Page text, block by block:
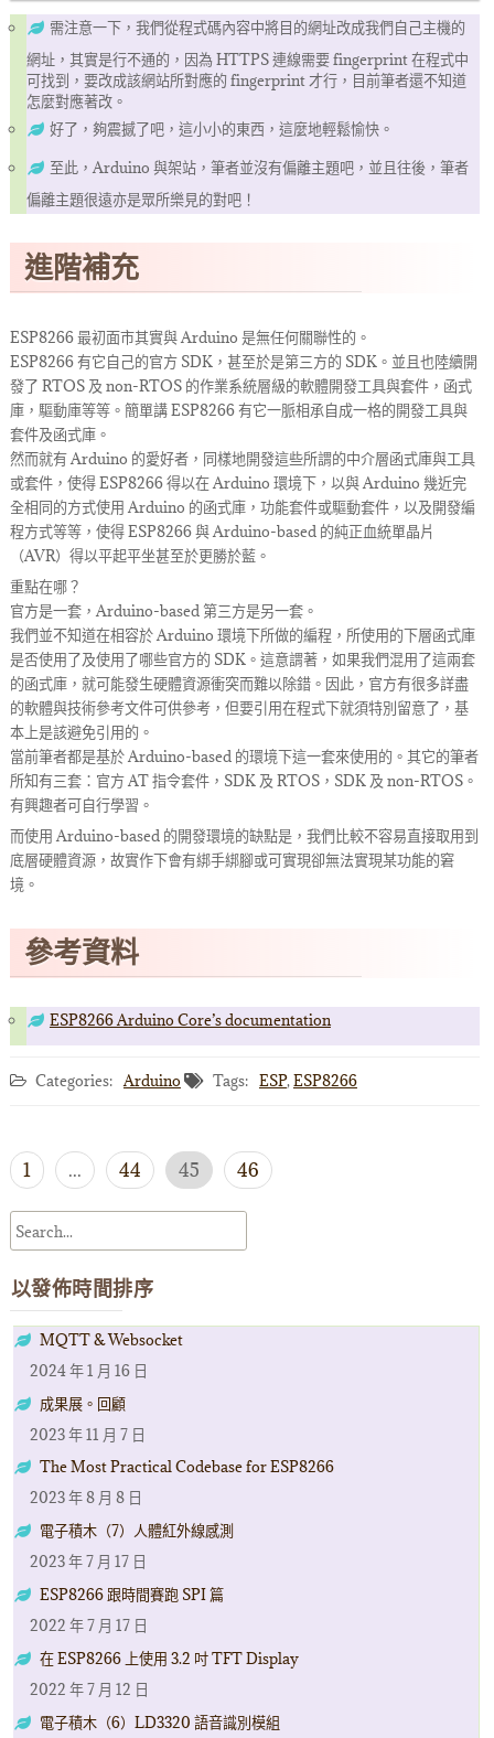
需注意一下，我們從程式碼內容中將目的網址改成我們自己主機的
網址，其實是行不通的，因為 HTTPS 連線需要 fingerprint 在程式中
可找到，要改成該網站所對應的 fingerprint 才行，目前筆者還不知道
怎麼對應著改。
好了，夠震撼了吧，這小小的東西，這麼地輕鬆愉快。
至此，Arduino 與架站，筆者並沒有偏離主題吧，並且往後，筆者
偏離主題很遠亦是眾所樂見的對吧！
進階補充
ESP8266 最初面市其實與 Arduino 是無任何關聯性的。
ESP8266 有它自己的官方 SDK，甚至於是第三方的 SDK。並且也陸續開
發了 RTOS 及 non-RTOS 的作業系統層級的軟體開發工具與套件，函式
庫，驅動庫等等。簡單講 ESP8266 有它一脈相承自成一格的開發工具與
套件及函式庫。
然而就有 Arduino 的愛好者，同樣地開發這些所謂的中介層函式庫與工具
或套件，使得 ESP8266 得以在 Arduino 環境下，以與 Arduino 幾近完
全相同的方式使用 Arduino 的函式庫，功能套件或驅動套件，以及開發編
程方式等等，使得 ESP8266 與 Arduino-based 的純正血統單晶片
（AVR）得以平起平坐甚至於更勝於藍。
重點在哪？
官方是一套，Arduino-based 第三方是另一套。
我們並不知道在相容於 Arduino 環境下所做的編程，所使用的下層函式庫
是否使用了及使用了哪些官方的 SDK。這意謂著，如果我們混用了這兩套
的函式庫，就可能發生硬體資源衝突而難以除錯。因此，官方有很多詳盡
的軟體與技術參考文件可供參考，但要引用在程式下就須特別留意了，基
本上是該避免引用的。
當前筆者都是基於 Arduino-based 的環境下這一套來使用的。其它的筆者
所知有三套：官方 AT 指令套件，SDK 及 RTOS，SDK 及 non-RTOS。
有興趣者可自行學習。
而使用 Arduino-based 的開發環境的缺點是，我們比較不容易直接取用到
底層硬體資源，故實作下會有綁手綁腳或可實現卻無法實現某功能的窘
境。
參考資料
ESP8266 Arduino Core’s documentation
Categories: Arduino Tags: ESP,ESP8266
文
章
導
覽
1 ... 44 45 46
以發佈時間排序
MQTT & Websocket
2024 年 1 月 16 日
成果展。回顧
2023 年 11 月 7 日
The Most Practical Codebase for ESP8266
2023 年 8 月 8 日
電子積木（7）人體紅外線感測
2023 年 7 月 17 日
ESP8266 跟時間賽跑 SPI 篇
2022 年 7 月 17 日
在 ESP8266 上使用 3.2 吋 TFT Display
2022 年 7 月 12 日
電子積木（6）LD3320 語音識別模組